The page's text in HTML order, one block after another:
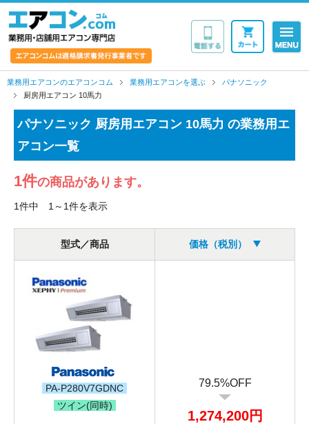
業務用エアコンのエアコンコム 業務用エアコンを選ぶ
パナソニック
厨房用エアコン 10馬力
パナソニック 厨房用エアコン 10馬力 の業務用エ
アコン一覧
1件の商品があります。
1件中 1～1件を表示
型式／商品 価格（税別）
PA-P280V7GDNC
ツイン(同時)
79.5%OFF
1,274,200円